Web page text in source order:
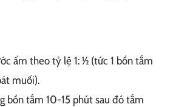
ấm theo tỷ lệ 1: ½ (tức 1 bồn tắm
muối).
bồn tắm 10-15 phút sau đó tắm